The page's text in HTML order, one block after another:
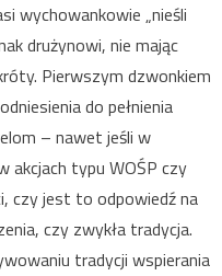
wychowankowie „nieśli
drużynowi, nie mając
Pierwszym dzwonkiem
do pełnienia
– nawet jeśli w
akcjach typu WOŚP czy
czy jest to odpowiedź na
czy zwykła tradycja.
tradycji wspierania